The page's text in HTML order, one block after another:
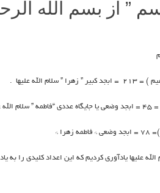
” از بسم الله
الله علیها .
*
علیها یادآوری کردیم که این اعداد کلیدی را به